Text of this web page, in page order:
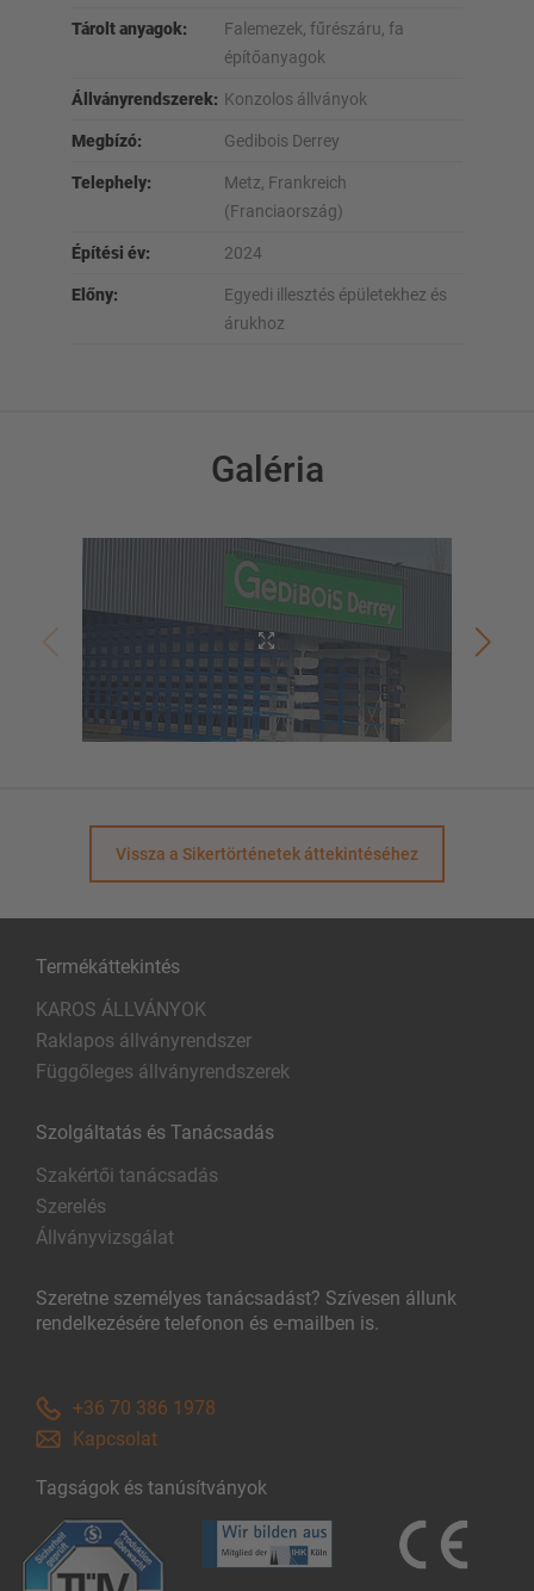
Tárolt anyagok:
Falemezek, fűrészáru, fa
építőanyagok
Állványrendszerek: Konzolos állványok
Megbízó: Gedibois Derrey
Telephely:
Metz, Frankreich
(Franciaország)
Építési év: 2024
Előny:
Egyedi illesztés épületekhez és
árukhoz
Galéria
Vissza a Sikertörténetek áttekintéséhez
Termékáttekintés
KAROS ÁLLVÁNYOK
Raklapos állványrendszer
Függőleges állványrendszerek
Szolgáltatás és Tanácsadás
Szakértői tanácsadás
Szerelés
Állványvizsgálat
Szeretne személyes tanácsadást? Szívesen állunk
rendelkezésére telefonon és e-mailben is.
+36 70 386 1978
Kapcsolat
Tagságok és tanúsítványok